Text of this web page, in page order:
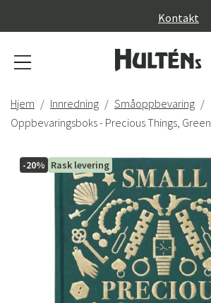
Kontakt
Hjem Innredning
Småoppbevaring
Oppbevaringsboks - Precious Things, Green
-20% Rask levering